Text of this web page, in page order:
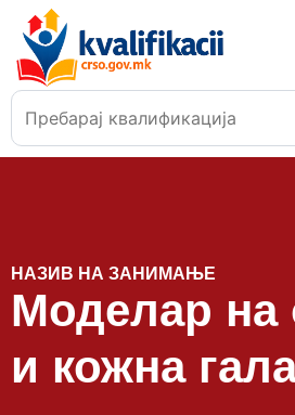
НАЗИВ НА ЗАНИМАЊЕ
Моделар на
и кожна